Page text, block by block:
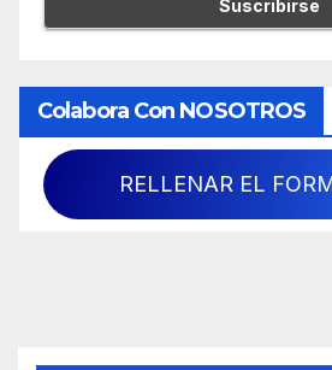
Colabora Con NOSOTROS
RELLENAR EL